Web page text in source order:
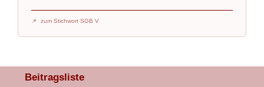
zum Stichwort SGB V
Beitragsliste